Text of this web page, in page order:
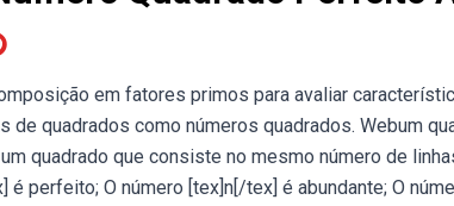
em fatores primos para avaliar
de quadrados como números quadrados. Webum
quadrado que consiste no mesmo número de
é perfeito; O número [tex]n[/tex] é abundante; O